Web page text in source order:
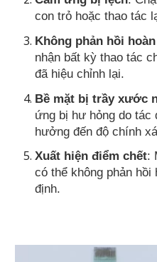
con trỏ hoặc thao tác
Không phản hồi
nhận bất kỳ thao tác
đã hiệu chỉnh lại.
Bề mặt bị trầy xước
ứng bị hư hỏng do tác
hưởng đến độ chính
Xuất hiện điểm chết:
có thể không phản hồi
định.